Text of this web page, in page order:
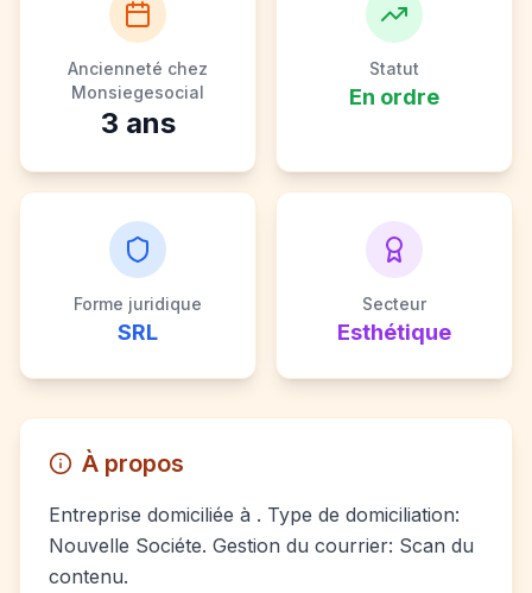
Ancienneté chez
Monsiegesocial
3 ans
Statut
En ordre
Forme juridique
SRL
Secteur
Esthétique
À propos
Entreprise domiciliée à . Type de domiciliation:
Nouvelle Sociéte. Gestion du courrier: Scan du
contenu.